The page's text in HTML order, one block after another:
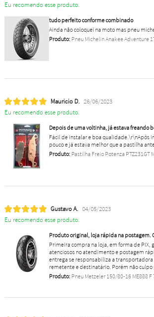
Eu recomendo esse produto.
tudo perfeito conforme combinado
Ainda não coloquei na moto mas pneu
Produto:Pneu Michelin Anakee Adventure
Mauricio D. 26/06/2023
Eu recomendo esse produto.
Depois de uma voltinha, já estava freando
Fácil de instalar e boa qualidade.\r\nApós
pouco e já estava melhor que a pastilha
Produto:Pastilha Freio Potenza PTZ231GT
Gustavo A. 04/05/2023
Eu recomendo esse produto.
Produto original, loja rápida na postagem.
Primeira compra na loja, em forma de PIX,
atenciosos no atendimento e postagem
entrega se responsabiliza a transportadora
remetente e destinatário. Porém não culpo
Produto:Pneu Metzeler 150/80-16 ME888 F